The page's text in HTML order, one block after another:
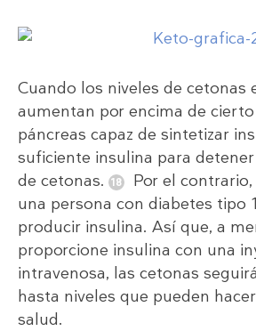
Cuando los niveles de cetonas
aumentan por encima de
páncreas capaz de sintetizar
suficiente insulina para
de cetonas.
Por el
una persona con diabetes tipo
producir insulina. Así que, a
proporcione insulina con una
intravenosa, las cetonas
hasta niveles que pueden
salud.